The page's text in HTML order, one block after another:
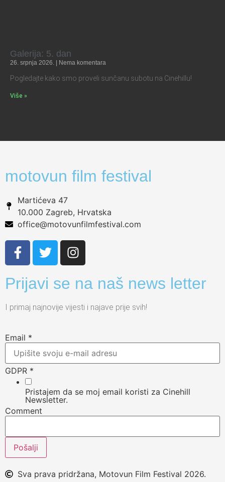
Galerija: 5. dan
26. srpnja 2026. Nema komentara
Pogledajte kako smo proveli sunčanu subotu na Cinehillu!
Više »
motovun film festival
Martićeva 47
10.000 Zagreb, Hrvatska
office@motovunfilmfestival.com
Prijavi se na naš news letter
I primaj najnovije vijesti i najave prije svih!
Email *
GDPR *
Pristajem da se moj email koristi za Cinehill
Newsletter.
Comment
Pošalji
Sva prava pridržana, Motovun Film Festival 2026.